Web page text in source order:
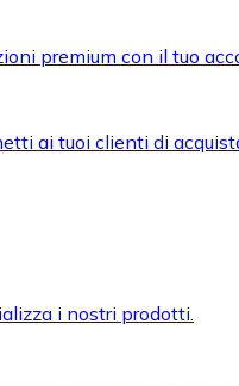
premium con il tuo
ai tuoi clienti di
i nostri prodotti.